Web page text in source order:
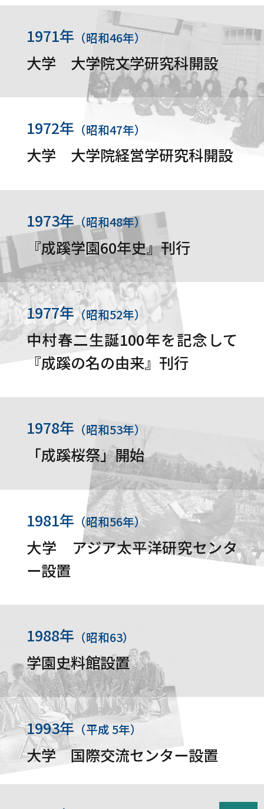
1971年 （昭和46年）
大学 大学院文学研究科開設
1972年 （昭和47年）
大学 大学院経営学研究科開設
1973年（昭和48年）
『成蹊学園60年史』刊行
1977年（昭和52年）
中村春二生誕100年を記念して
『成蹊の名の由来』刊行
1978年 （昭和53年）
「成蹊桜祭」開始
1981年 （昭和56年）
大学 アジア太平洋研究センタ
ー設置
1988年 （昭和63）
学園史料館設置
1993年 （平成 5年）
大学 国際交流センター設置